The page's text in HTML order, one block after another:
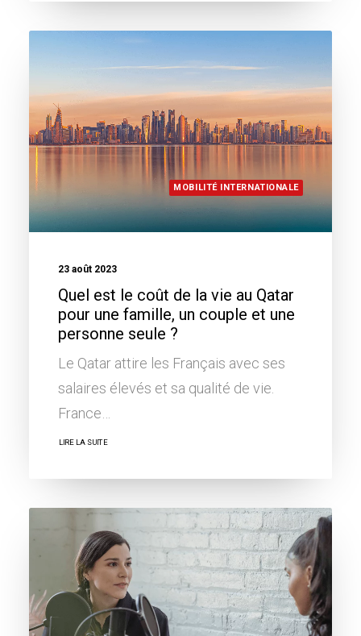
MOBILITÉ INTERNATIONALE
23 août 2023
Quel est le coût de la vie au Qatar
pour une famille, un couple et une
personne seule ?
Le Qatar attire les Français avec ses
salaires élevés et sa qualité de vie.
France…
LIRE LA SUITE